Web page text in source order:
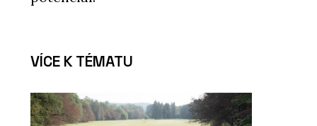
VÍCE K TÉMATU